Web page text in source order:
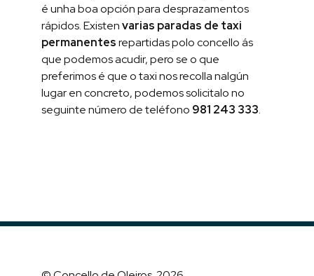
é unha boa opción para desprazamentos
rápidos. Existenvarias paradas de taxi
permanentesrepartidas polo concello ás
que podemos acudir, pero se o que
preferimos é que o taxi nos recolla nalgún
lugar en concreto, podemos solicitalo no
seguinte número de teléfono 981 243 333.